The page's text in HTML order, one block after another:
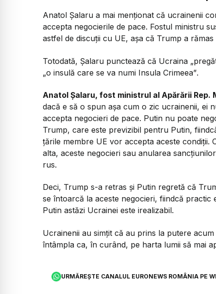
Anatol Șalaru a mai menționat că ucrainenii
accepta negocierile de pace. Fostul ministru
astfel de discuții cu UE, așa că Trump a
Totodată, Șalaru punctează că Ucraina
„o insulă care se va numi Insula Crimeea”.
Anatol Șalaru, fost ministrul al Apărării Rep.
dacă e să o spun așa cum o zic ucrainenii, ei
accepta negocieri de pace. Putin nu poate
Trump, care este previzibil pentru Putin,
țările membre UE vor accepta aceste
alta, aceste negocieri sau anularea
rus.
Deci, Trump s-a retras și Putin regretă că
se întoarcă la aceste negocieri, fiindcă
Putin astăzi Ucrainei este irealizabil.
Ucrainenii au simțit că au prins la putere
întâmpla ca, în curând, pe harta lumii să mai
URMĂREȘTE CANALUL EURONEWS ROMÂNIA PE